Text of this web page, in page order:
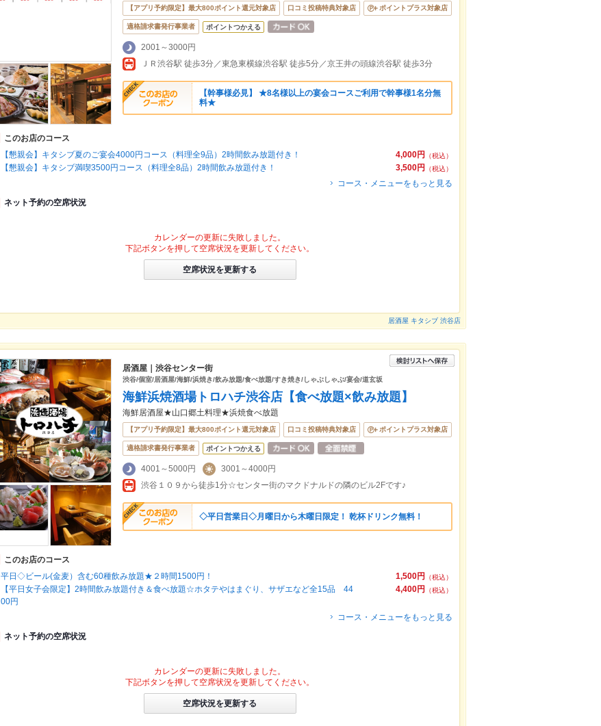
【アプリ予約限定】最大800ポイント還元対象店 口コミ投稿特典対象店 ポイントプラス対象店
適格請求書発行事業者 ポイントつかえる
2001～3000円
ＪＲ渋谷駅 徒歩3分／東急東横線渋谷駅 徒歩5分／京王井の頭線渋谷駅 徒歩3分
【幹事様必見】 ★8名様以上の宴会コースご利用で幹事様1名分無
料★
このお店のコース
4,000円
（税込）
【懇親会】キタシブ夏のご宴会4000円コース（料理全9品）2時間飲み放題付き！
3,500円
（税込）
【懇親会】キタシブ満喫3500円コース（料理全8品）2時間飲み放題付き！
コース・メニューをもっと見る
ネット予約の空席状況
カレンダーの更新に失敗しました。
下記ボタンを押して空席状況を更新してください。
空席状況を更新する
居酒屋 キタシブ 渋谷店
居酒屋｜渋谷センター街
渋谷/個室/居酒屋/海鮮/浜焼き/飲み放題/食べ放題/すき焼き/しゃぶしゃぶ/宴会/道玄坂
海鮮浜焼酒場トロハチ渋谷店【食べ放題×飲み放題】
海鮮居酒屋★山口郷土料理★浜焼食べ放題
【アプリ予約限定】最大800ポイント還元対象店 口コミ投稿特典対象店 ポイントプラス対象店
適格請求書発行事業者 ポイントつかえる
4001～5000円
3001～4000円
渋谷１０９から徒歩1分☆センター街のマクドナルドの隣のビル2Fです♪
◇平日営業日◇月曜日から木曜日限定！ 乾杯ドリンク無料！
このお店のコース
1,500円
（税込）
平日◇ビール(金麦）含む60種飲み放題★２時間1500円！
4,400円
（税込）
【平日女子会限定】2時間飲み放題付き＆食べ放題☆ホタテやはまぐり、サザエなど全15品 44
00円
コース・メニューをもっと見る
ネット予約の空席状況
カレンダーの更新に失敗しました。
下記ボタンを押して空席状況を更新してください。
空席状況を更新する